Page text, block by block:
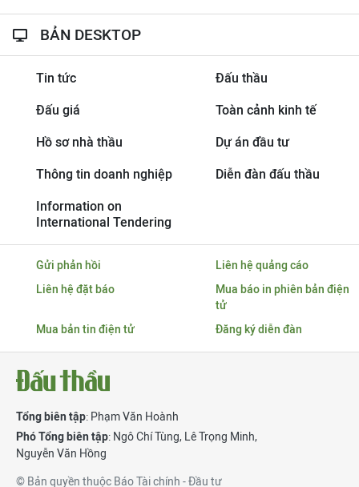
BẢN DESKTOP
Tin tức Đấu thầu
Đấu giá Toàn cảnh kinh tế
Hồ sơ nhà thầu Dự án đầu tư
Thông tin doanh nghiệp Diễn đàn đấu thầu
Information on
International Tendering
Gửi phản hồi
Liên hệ quảng cáo
Liên hệ đặt báo
Mua báo in phiên bản điện
tử
Mua bản tin điện tử
Đăng ký diễn đàn
Tổng biên tập: Phạm Văn Hoành
Phó Tổng biên tập: Ngô Chí Tùng, Lê Trọng Minh,
Nguyễn Văn Hồng
© Bản quyền thuộc Báo Tài chính - Đầu tư